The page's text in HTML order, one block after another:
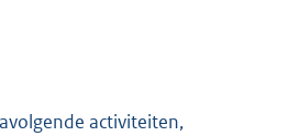
activiteiten,